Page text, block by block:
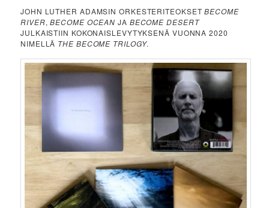
JOHN LUTHER ADAMSIN ORKESTERITEOKSETBECOME
RIVER,BECOME OCEAN JA BECOME DESERT
JULKAISTIIN KOKONAISLEVYTYKSENÄ VUONNA 2020
NIMELLÄ THE BECOME TRILOGY.